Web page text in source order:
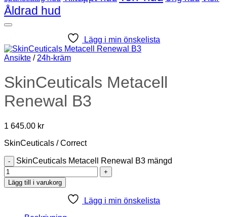
Åldrad hud
Lägg i min önskelista
Ansikte / 24h-kräm
SkinCeuticals Metacell
Renewal B3
1 645.00 kr
SkinCeuticals / Correct
SkinCeuticals Metacell Renewal B3 mängd
Lägg till i varukorg
Lägg i min önskelista